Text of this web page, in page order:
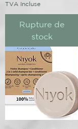
TVA Incluse
Rupture de
stock